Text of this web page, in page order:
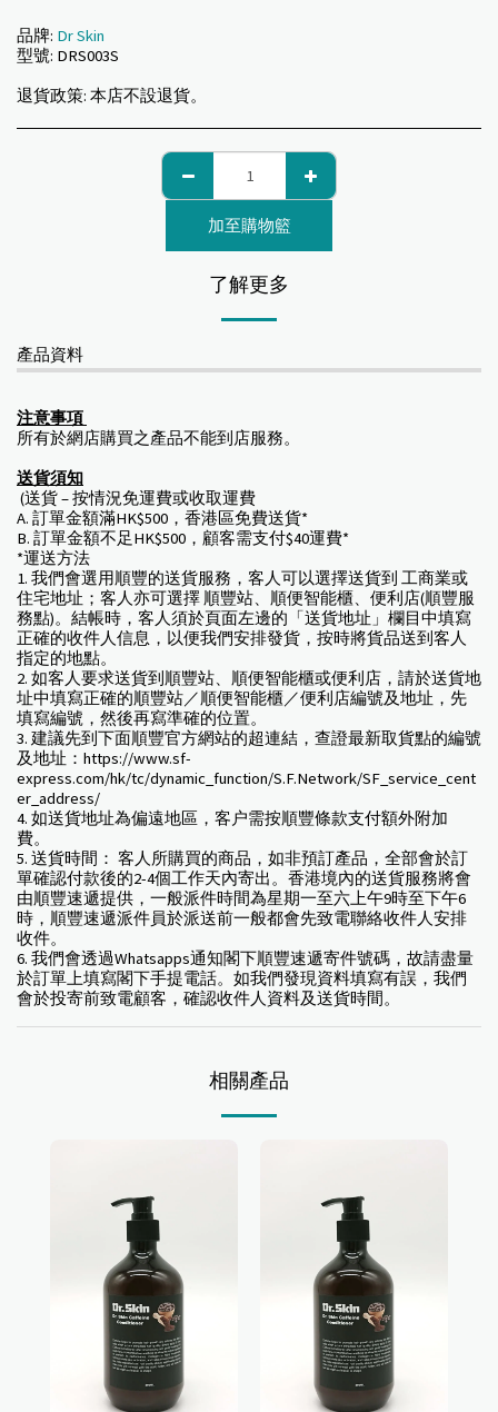
品牌: Dr Skin
型號: DRS003S
退貨政策: 本店不設退貨。
加至購物籃
了解更多
產品資料
注意事項
所有於網店購買之產品不能到店服務。
送貨須知
(送貨 – 按情況免運費或收取運費
A. 訂單金額滿HK$500，香港區免費送貨*
B. 訂單金額不足HK$500，顧客需支付$40運費*
*運送方法
1. 我們會選用順豐的送貨服務，客人可以選擇送貨到 工商業或
住宅地址；客人亦可選擇 順豐站、順便智能櫃、便利店(順豐服
務點)。結帳時，客人須於頁面左邊的「送貨地址」欄目中填寫
正確的收件人信息，以便我們安排發貨，按時將貨品送到客人
指定的地點。
2. 如客人要求送貨到順豐站、順便智能櫃或便利店，請於送貨地
址中填寫正確的順豐站／順便智能櫃／便利店編號及地址，先
填寫編號，然後再寫準確的位置。
3. 建議先到下面順豐官方網站的超連結，查證最新取貨點的編號
及地址：https://www.sf-
express.com/hk/tc/dynamic_function/S.F.Network/SF_service_cent
er_address/
4. 如送貨地址為偏遠地區，客户需按順豐條款支付額外附加
費。
5. 送貨時間： 客人所購買的商品，如非預訂產品，全部會於訂
單確認付款後的2-4個工作天內寄出。香港境內的送貨服務將會
由順豐速遞提供，一般派件時間為星期一至六上午9時至下午6
時，順豐速遞派件員於派送前一般都會先致電聯絡收件人安排
收件。
6. 我們會透過Whatsapps通知閣下順豐速遞寄件號碼，故請盡量
於訂單上填寫閣下手提電話。如我們發現資料填寫有誤，我們
會於投寄前致電顧客，確認收件人資料及送貨時間。
相關產品